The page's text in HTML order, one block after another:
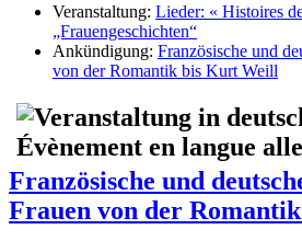
Veranstaltung: Lieder: « Histoires
„Frauengeschichten“
Ankündigung: Französische und
von der Romantik bis Kurt Weill
Französische und
Frauen von der